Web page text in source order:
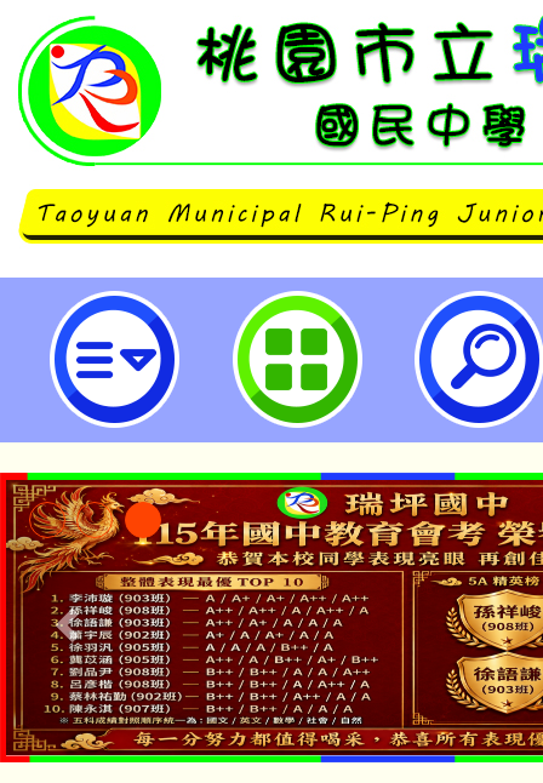
南華大學終身學習學院【心想識成
生萬法·依識變現課程相關資訊-桃
中學
淨零綠生活教案入校路
會
115年食農教育專業人
程
學期銜接期間理賠案件
學籍身 分審查程序及
淨零綠領人才培育課程